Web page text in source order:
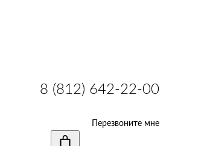
8 (812) 642-22-00
Перезвоните мне